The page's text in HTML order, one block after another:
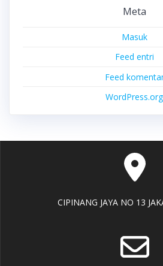
Meta
Masuk
Feed entri
Feed
WordPress.org
CIPINANG JAYA NO 13